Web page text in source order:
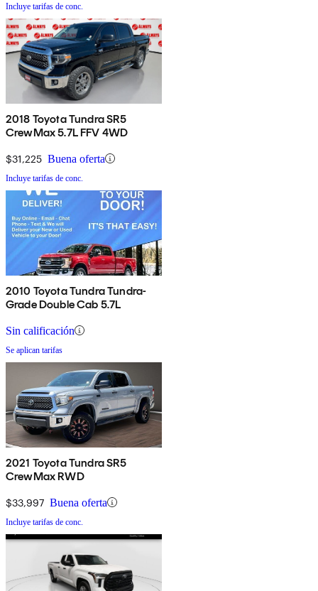
Incluye tarifas de conc.
2018 Toyota Tundra SR5
CrewMax 5.7L FFV 4WD
$31,225 Buena oferta
Incluye tarifas de conc.
2010 Toyota Tundra Tundra-
Grade Double Cab 5.7L
Sin calificación
Se aplican tarifas
2021 Toyota Tundra SR5
CrewMax RWD
$33,997 Buena oferta
Incluye tarifas de conc.